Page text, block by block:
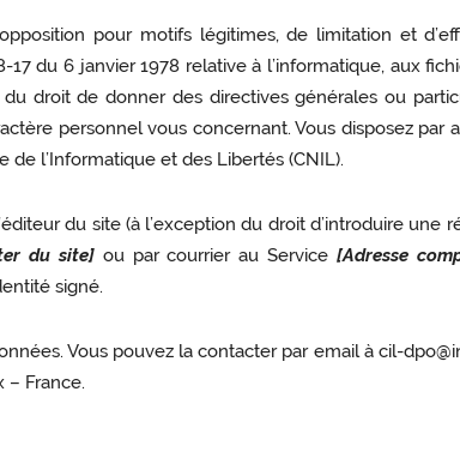
pour motifs légitimes, de limitation et
17 du 6 janvier 1978 relative à l’informatique, aux
droit de donner des directives générales ou
personnel vous concernant. Vous disposez par
l’Informatique et des Libertés (CNIL).
du site (à l’exception du droit d’introduire
du site]ou par courrier au Service[Adresse
signé.
Vous pouvez la contacter par email à cil-
– France.